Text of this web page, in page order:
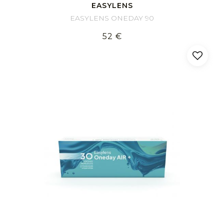
EASYLENS
EASYLENS ONEDAY 90
52 €